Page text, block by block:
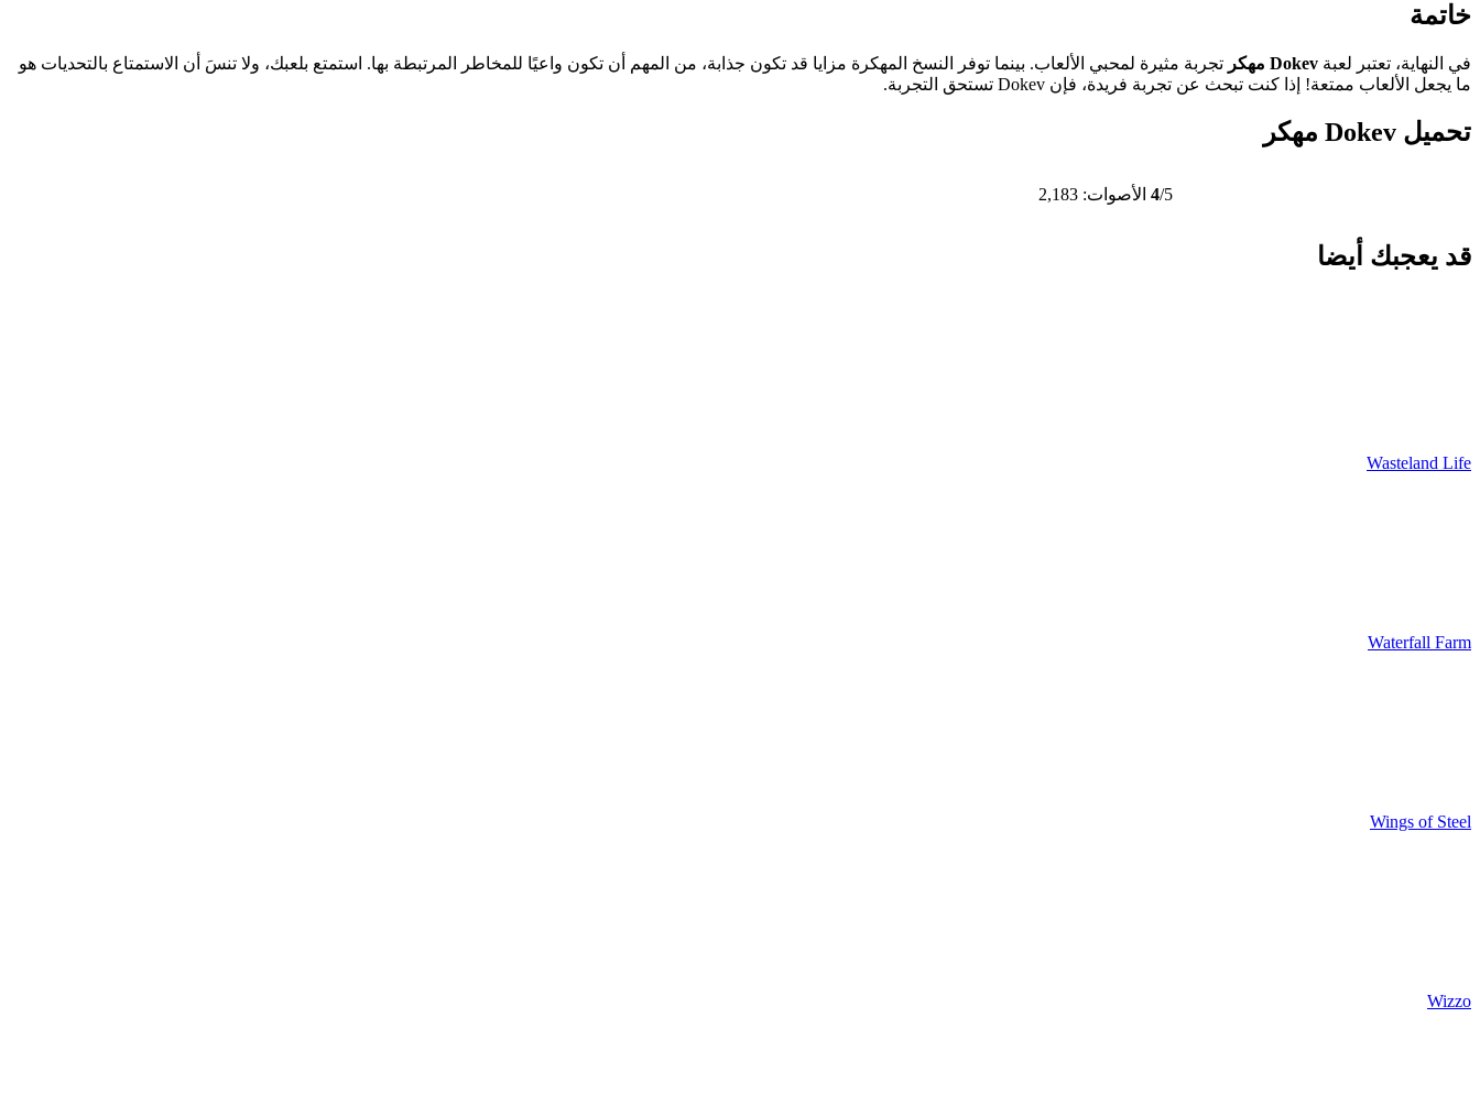
خاتمة
في النهاية، تعتبر لعبة Dokev مهكر
تجربة مثيرة لمحبي الألعاب. بينما توفر النسخ المهكرة مزايا قد تكون جذابة، من المهم أن تكون واعيًا للمخاطر المرتبطة بها. استمتع بلعبك، ولا تنسَ أن الاستمتاع بالتحديات هو
ما يجعل الألعاب ممتعة! إذا كنت تبحث عن تجربة فريدة، فإن Dokev تستحق التجربة.
تحميل Dokev مهكر
4/5 الأصوات: 2,183
قد يعجبك أيضا
Wasteland Life
Waterfall Farm
Wings of Steel
Wizzo